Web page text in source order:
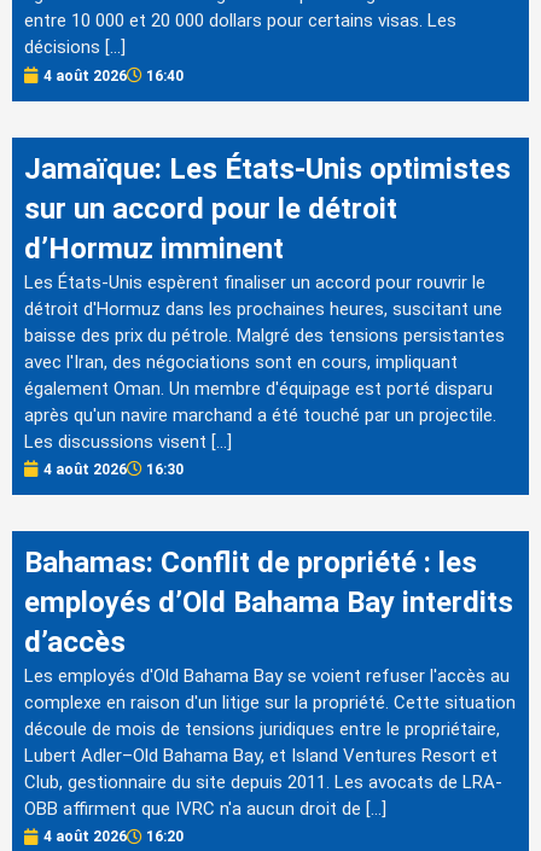
entre 10 000 et 20 000 dollars pour certains visas. Les
décisions […]
4 août 2026 16:40
Jamaïque: Les États-Unis optimistes
sur un accord pour le détroit
d’Hormuz imminent
Les États-Unis espèrent finaliser un accord pour rouvrir le
détroit d'Hormuz dans les prochaines heures, suscitant une
baisse des prix du pétrole. Malgré des tensions persistantes
avec l'Iran, des négociations sont en cours, impliquant
également Oman. Un membre d'équipage est porté disparu
après qu'un navire marchand a été touché par un projectile.
Les discussions visent […]
4 août 2026 16:30
Bahamas: Conflit de propriété : les
employés d’Old Bahama Bay interdits
d’accès
Les employés d'Old Bahama Bay se voient refuser l'accès au
complexe en raison d'un litige sur la propriété. Cette situation
découle de mois de tensions juridiques entre le propriétaire,
Lubert Adler–Old Bahama Bay, et Island Ventures Resort et
Club, gestionnaire du site depuis 2011. Les avocats de LRA-
OBB affirment que IVRC n'a aucun droit de […]
4 août 2026 16:20